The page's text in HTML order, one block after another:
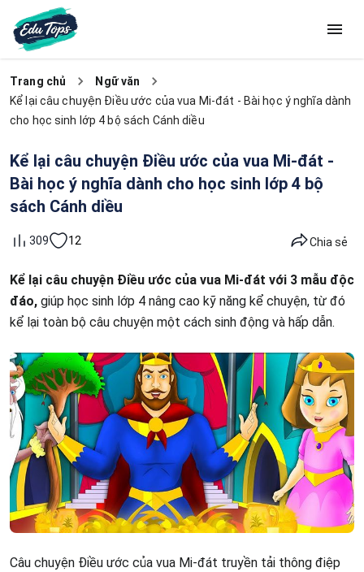
Trang chủ
Ngữ văn
Kể lại câu chuyện Điều ước của vua Mi-đát - Bài học ý nghĩa dành
cho học sinh lớp 4 bộ sách Cánh diều
Kể lại câu chuyện Điều ước của vua Mi-đát -
Bài học ý nghĩa dành cho học sinh lớp 4 bộ
sách Cánh diều
309 12 Chia sẻ
Kể lại câu chuyện Điều ước của vua Mi-đát với 3 mẫu độc
đáo, giúp học sinh lớp 4 nâng cao kỹ năng kể chuyện, từ đó
kể lại toàn bộ câu chuyện một cách sinh động và hấp dẫn.
Câu chuyện Điều ước của vua Mi-đát truyền tải thông điệp